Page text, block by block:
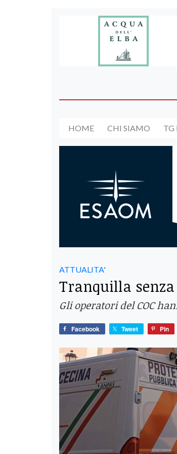
HOME CHI SIAMO TG
ATTUALITA'
Tranquilla
Gli operatori del COC
Facebook Tweet Pin